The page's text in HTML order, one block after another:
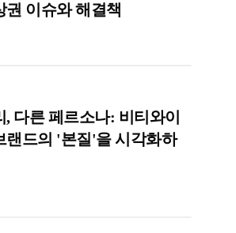
권 이슈와 해결책
, 다른 페르소나: 비티와이
랜드의 '본질'을 시각화하